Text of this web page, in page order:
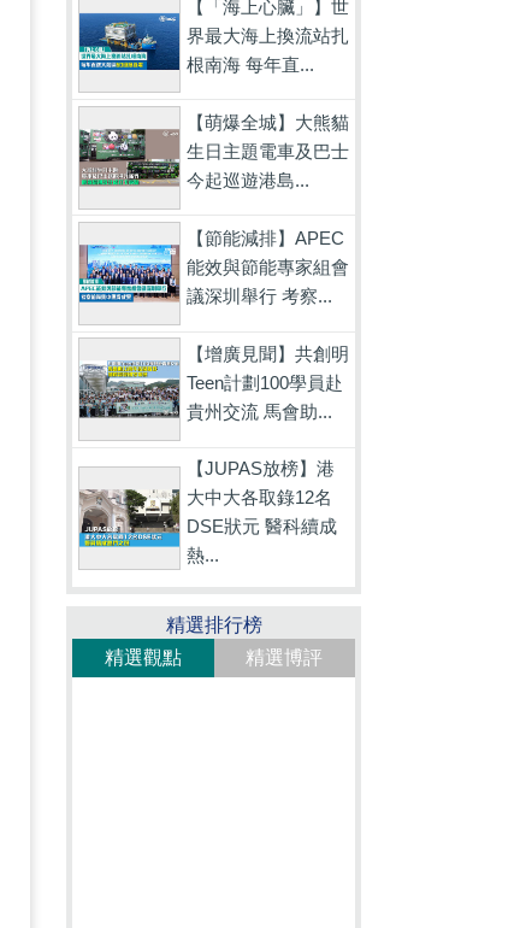
【「海上心臟」】世
界最大海上換流站扎
根南海 每年直...
【萌爆全城】大熊貓
生日主題電車及巴士
今起巡遊港島...
【節能減排】APEC
能效與節能專家組會
議深圳舉行 考察...
【增廣見聞】共創明
Teen計劃100學員赴
貴州交流 馬會助...
【JUPAS放榜】港
大中大各取錄12名
DSE狀元 醫科續成
熱...
精選排行榜
精選觀點
精選博評